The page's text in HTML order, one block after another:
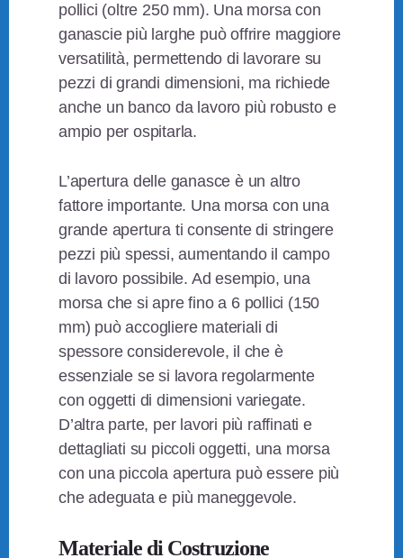
pollici (oltre 250 mm). Una morsa con
ganascie più larghe può offrire maggiore
versatilità, permettendo di lavorare su
pezzi di grandi dimensioni, ma richiede
anche un banco da lavoro più robusto e
ampio per ospitarla.
L’apertura delle ganasce è un altro
fattore importante. Una morsa con una
grande apertura ti consente di stringere
pezzi più spessi, aumentando il campo
di lavoro possibile. Ad esempio, una
morsa che si apre fino a 6 pollici (150
mm) può accogliere materiali di
spessore considerevole, il che è
essenziale se si lavora regolarmente
con oggetti di dimensioni variegate.
D’altra parte, per lavori più raffinati e
dettagliati su piccoli oggetti, una morsa
con una piccola apertura può essere più
che adeguata e più maneggevole.
Materiale di Costruzione